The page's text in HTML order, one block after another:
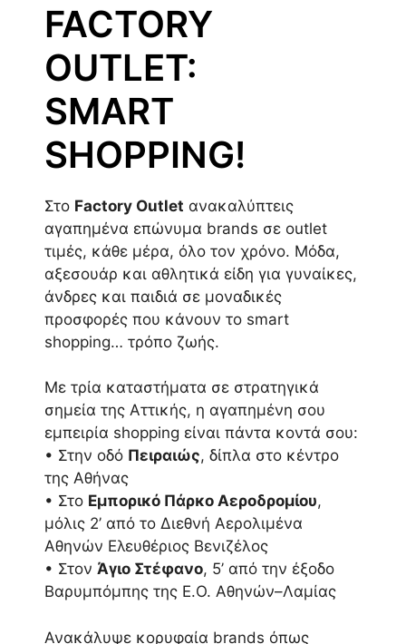
FACTORY
OUTLET:
SMART
SHOPPING!
Στο Factory Outlet ανακαλύπτεις
αγαπημένα επώνυμα brands σε outlet
τιμές, κάθε μέρα, όλο τον χρόνο. Μόδα,
αξεσουάρ και αθλητικά είδη για γυναίκες,
άνδρες και παιδιά σε μοναδικές
προσφορές που κάνουν το smart
shopping… τρόπο ζωής.
Με τρία καταστήματα σε στρατηγικά
σημεία της Αττικής, η αγαπημένη σου
εμπειρία shopping είναι πάντα κοντά σου:
• Στην οδό Πειραιώς, δίπλα στο κέντρο
της Αθήνας
• Στο Εμπορικό Πάρκο Αεροδρομίου,
μόλις 2’ από το Διεθνή Αερολιμένα
Αθηνών Ελευθέριος Βενιζέλος
• Στον Άγιο Στέφανο, 5’ από την έξοδο
Βαρυμπόμπης της Ε.Ο. Αθηνών–Λαμίας
Ανακάλυψε κορυφαία brands όπως